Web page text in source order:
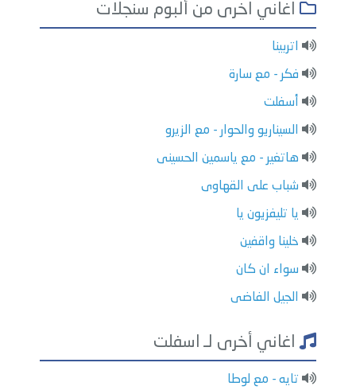
اغاني اخرى من ألبوم سنجلات
اتربينا
فكر - مع سارة
أسفلت
السيناريو والحوار - مع الزيرو
هاتغير - مع ياسمين الحسينى
شباب على القهاوى
يا تليفزيون يا
خلينا واقفين
سواء ان كان
الجيل الفاضى
اغاني أخرى لـ اسفلت
تايه - مع لوطا